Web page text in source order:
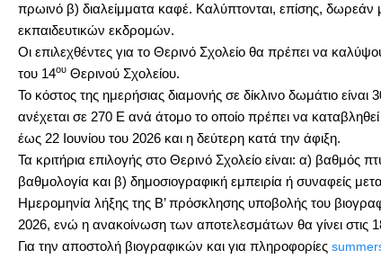
πρωινό β) διαλείμματα καφέ. Καλύπτονται, επίσης,
εκπαιδευτικών εκδρομών.
Οι επιλεχθέντες για το Θερινό Σχολείο θα πρέπει να
του 14ου Θερινού Σχολείου.
Το κόστος της ημερήσιας διαμονής σε δίκλινο δωμάτιο
ανέχεται σε 270 Ε ανά άτομο το οποίο πρέπει να
έως 22 Ιουνίου του 2026 και η δεύτερη κατά την άφιξη.
Τα κριτήρια επιλογής στο Θερινό Σχολείο είναι: α) βαθμός
βαθμολογία και β) δημοσιογραφική εμπειρία ή συναφείς
Ημερομηνία λήξης της B’ πρόσκλησης υποβολής του
2026, ενώ η ανακοίνωση των αποτελεσμάτων θα γίνει στις
Για την αποστολή βιογραφικών και για πληροφορίες